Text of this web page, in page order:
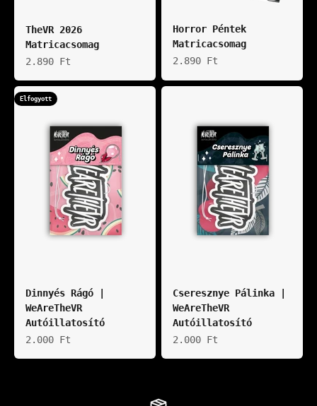
TheVR 2026
Matricacsomag
Akciós ár
2.890 Ft
Horror Péntek
Matricacsomag
Akciós ár
2.890 Ft
Elfogyott
Dinnyés Rágó |
WeAreTheVR
Autóillatosító
Akciós ár
2.000 Ft
Cseresznye Pálinka |
WeAreTheVR
Autóillatosító
Akciós ár
2.000 Ft